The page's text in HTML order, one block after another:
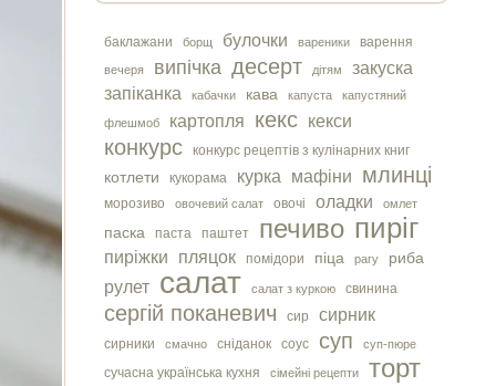
баклажани борщ булочки вареники варення
вечеря випічка десерт дітям
закуска
запіканка
кабачки кава капуста капустяний
флешмоб картопля кекс кекси
конкурс конкурс рецептів з кулінарних книг
котлети кукорама курка мафіни млинці
морозиво овочевий салат овочі оладки омлет
паска паста паштет печиво пиріг
пиріжки пляцок помідори піца рагу риба
рулет салат салат з куркою свинина
сергiй поканевич сир сирник
сирники смачно сніданок соус суп суп-пюре
сучасна українська кухня сімейні рецепти торт